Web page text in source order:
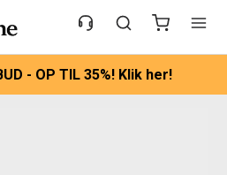
- OP TIL 35%! Klik her!